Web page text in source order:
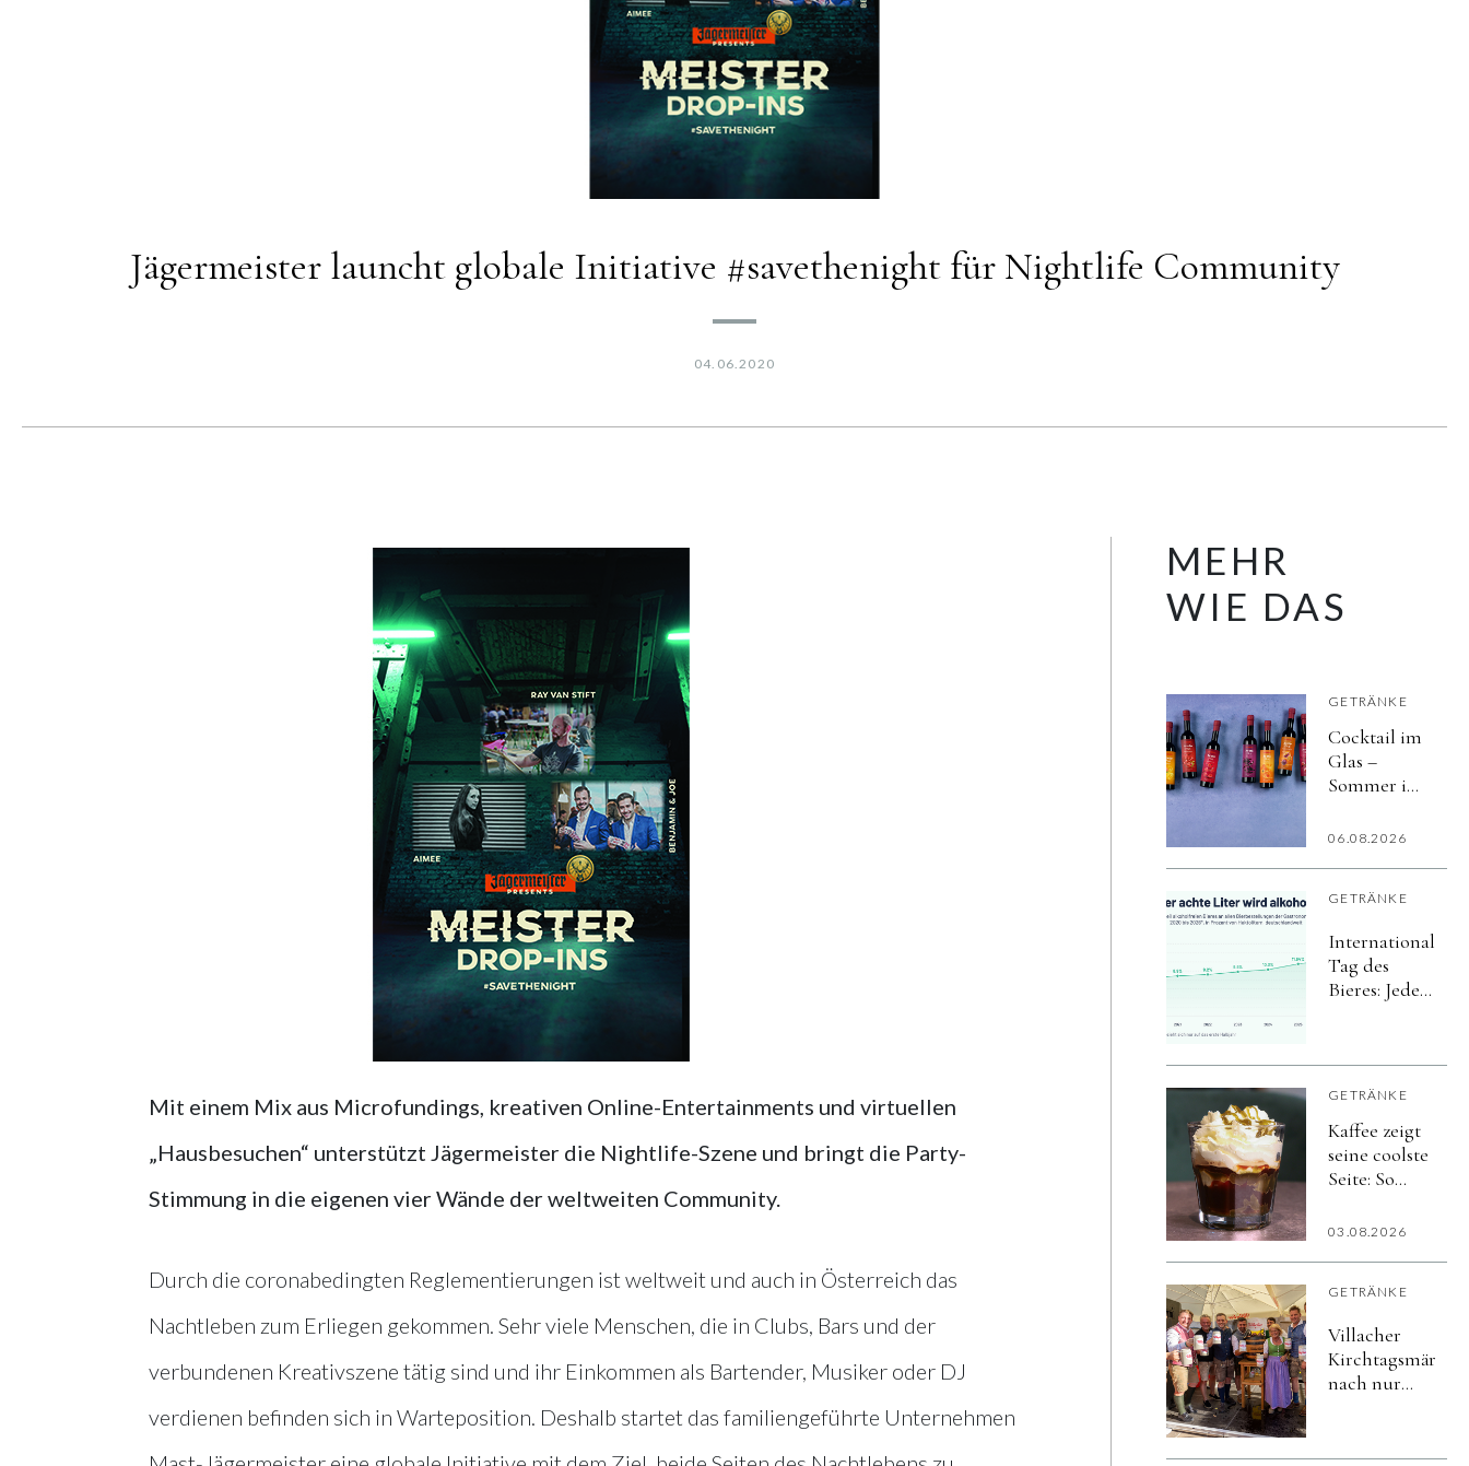
Jägermeister launcht globale Initiative #savethenight für Nightlife Community
04.06.2020
Mit einem Mix aus Microfundings, kreativen Online-Entertainments und virtuellen
„Hausbesuchen“ unterstützt Jägermeister die Nightlife-Szene und bringt die Party-
Stimmung in die eigenen vier Wände der weltweiten Community.
Durch die coronabedingten Reglementierungen ist weltweit und auch in Österreich das
Nachtleben zum Erliegen gekommen. Sehr viele Menschen, die in Clubs, Bars und der
verbundenen Kreativszene tätig sind und ihr Einkommen als Bartender, Musiker oder DJ
verdienen befinden sich in Warteposition. Deshalb startet das familiengeführte Unternehmen
MEHR
WIE DAS
GETRÄNKE
Cocktail im
Glas –
Sommer im
06.08.2026
GETRÄNKE
Internationaler
Tag des
Bieres: Jeder
Gastro wird
alkoholfrei
GETRÄNKE
Kaffee zeigt
seine coolste
Seite: So
schmeckt
03.08.2026
GETRÄNKE
Villacher
Kirchtagsmärzen
nach nur